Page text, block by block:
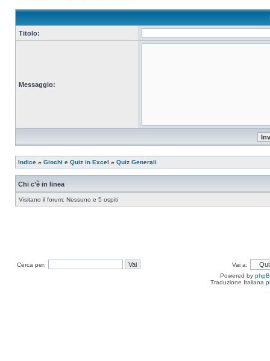
Titolo:
Messaggio:
Indice » Giochi e Quiz in Excel » Quiz Generali
Chi c’è in linea
Visitano il forum: Nessuno e 5 ospiti
Cerca per:
Vai a:
Powered by
Traduzione Italiana